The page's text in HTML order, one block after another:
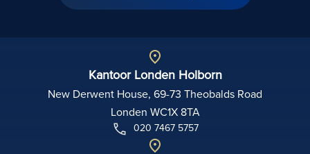
Kantoor Londen Holborn
New Derwent House, 69-73 Theobalds Road
Londen WC1X 8TA
020 7467 5757